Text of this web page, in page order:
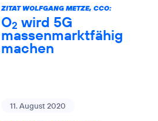
ZITAT WOLFGANG METZE, CCO:
O2 wird 5G
massenmarktfähig
machen
11. August 2020